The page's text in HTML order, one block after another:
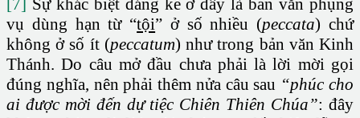
[7] Sự khác biệt đáng kể ở đây là bản văn phụng
vụ dùng hạn từ “tội” ở số nhiều (peccata) chứ
không ở số ít (peccatum) như trong bản văn Kinh
Thánh. Do câu mở đầu chưa phải là lời mời gọi
đúng nghĩa, nên phải thêm nửa câu sau “phúc cho
ai được mời đến dự tiệc Chiên Thiên Chúa”: đây